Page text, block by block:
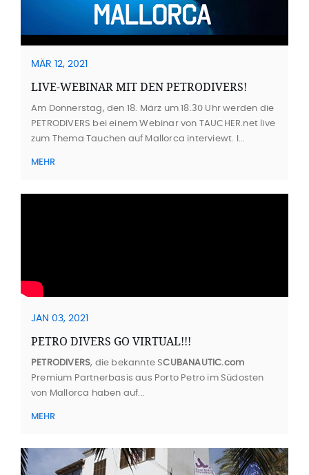
MÄR 12, 2021
LIVE-WEBINAR MIT DEN PETRODIVERS!
Am Donnerstag, den 18. März um 18.30 Uhr werden die
PETRODIVERS bei einem Webinar von TAUCHER.net live
zum Thema Tauchen auf Mallorca interviewt. I...
MEHR
JAN 03, 2021
PETRO DIVERS GO VIRTUAL!!!
PETRODIVERS, die bekannte SCUBANAUTIC.com
Premium Partnerbasis aus Porto Petro im Südosten
von Mallorca haben auf...
MEHR